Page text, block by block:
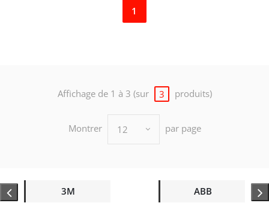
1
Affichage de 1 à 3 (sur 3 produits)
Montrer 12 par page
3M ABB